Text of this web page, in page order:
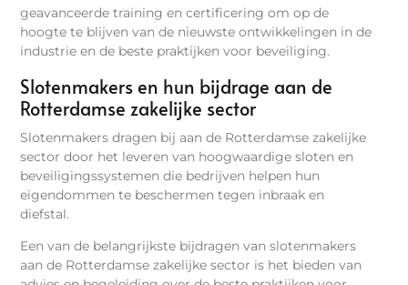
geavanceerde training en certificering om op de
hoogte te blijven van de nieuwste ontwikkelingen in de
industrie en de beste praktijken voor beveiliging.
Slotenmakers en hun bijdrage aan de
Rotterdamse zakelijke sector
Slotenmakers dragen bij aan de Rotterdamse zakelijke
sector door het leveren van hoogwaardige sloten en
beveiligingssystemen die bedrijven helpen hun
eigendommen te beschermen tegen inbraak en
diefstal.
Een van de belangrijkste bijdragen van slotenmakers
aan de Rotterdamse zakelijke sector is het bieden van